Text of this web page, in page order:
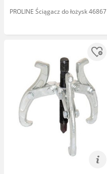
PROLINE Ściągacz do łożysk 46867